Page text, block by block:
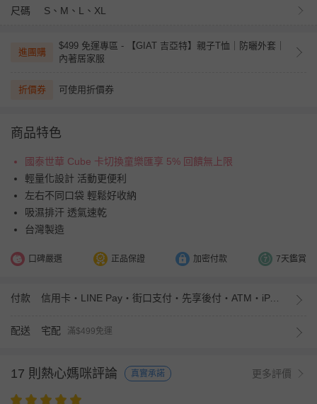
尺碼 S、M、L、XL
進團購
$499 免運專區 - 【GIAT 吉亞特】親子T恤｜防曬外套｜
內著居家服
折價券 可使用折價券
商品特色
國泰世華 Cube 卡切換童樂匯享 5% 回饋無上限
輕量化設計 活動更便利
左右不同口袋 輕鬆好收納
吸濕排汗 透氣速乾
台灣製造
口碑嚴選 正品保證 加密付款 7天鑑賞
付款 信用卡・LINE Pay・街口支付・先享後付・ATM・iPASS MONEY
配送 宅配 滿$499免運
17 則熱心媽咪評論 真實承諾 更多評價